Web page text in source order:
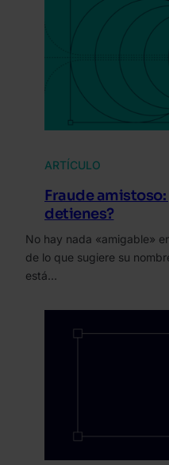
ARTÍCULO
Fraude amistoso:
detienes?
No hay nada «amigable»
de lo que sugiere su
está…